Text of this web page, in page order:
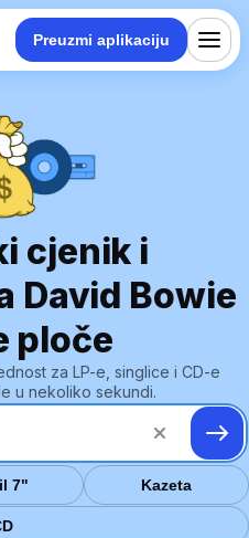
Preuzmi aplikaciju
cjenik i
David Bowie
ploče
za LP-e, singlice i CD-e
u nekoliko sekundi.
7" Kazeta